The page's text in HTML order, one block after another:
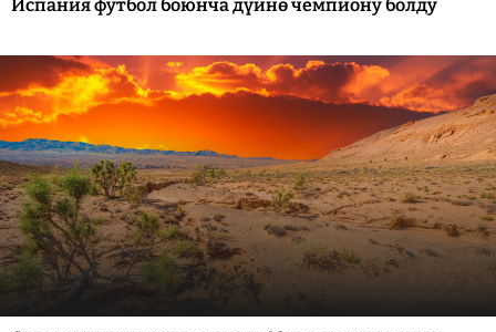
Испания футбол боюнча дүйнө чемпиону болду